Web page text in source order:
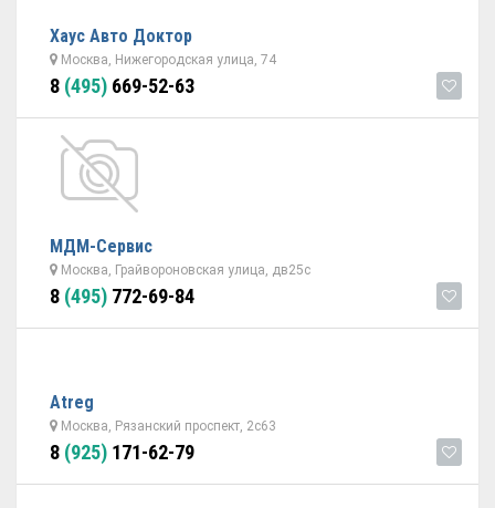
Хаус Авто Доктор
Москва, Нижегородская улица, 74
8 (495) 669-52-63
МДМ-Сервис
Москва, Грайвороновская улица, дв25с
8 (495) 772-69-84
Atreg
Москва, Рязанский проспект, 2с63
8 (925) 171-62-79